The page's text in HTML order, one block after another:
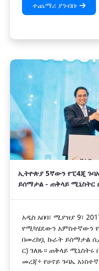
ተጨማሪ ያንብቡ
ኢትዮጵያ 5ኛውን የፒ4ጂ
ይሰማታል - ጠቅላይ ሚኒስትር
አዲስ አበባ፣ ሚያዝያ 9፣
የሚካሄደውን አምስተኛውን
በመረከቧ ኩራት ይሰማታል
ር) ገለጹ። ጠቅላይ ሚኒስትሩ
መረጃ÷ የሀኖይ ጉባኤ